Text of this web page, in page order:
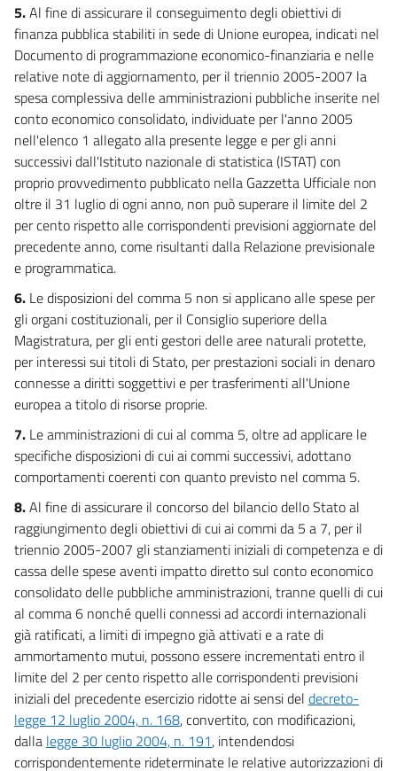
5.Al fine di assicurare il conseguimento degli obiettivi di
finanza pubblica stabiliti in sede di Unione europea, indicati nel
Documento di programmazione economico-finanziaria e nelle
relative note di aggiornamento, per il triennio 2005-2007 la
spesa complessiva delle amministrazioni pubbliche inserite nel
conto economico consolidato, individuate per l'anno 2005
nell'elenco 1 allegato alla presente legge e per gli anni
successivi dall'Istituto nazionale di statistica (ISTAT) con
proprio provvedimento pubblicato nella Gazzetta Ufficiale non
oltre il 31 luglio di ogni anno, non può superare il limite del 2
per cento rispetto alle corrispondenti previsioni aggiornate del
precedente anno, come risultanti dalla Relazione previsionale
e programmatica.
6. Le disposizioni del comma 5 non si applicano alle spese per
gli organi costituzionali, per il Consiglio superiore della
Magistratura, per gli enti gestori delle aree naturali protette,
per interessi sui titoli di Stato, per prestazioni sociali in denaro
connesse a diritti soggettivi e per trasferimenti all'Unione
europea a titolo di risorse proprie.
7. Le amministrazioni di cui al comma 5, oltre ad applicare le
specifiche disposizioni di cui ai commi successivi, adottano
comportamenti coerenti con quanto previsto nel comma 5.
8.Al fine di assicurare il concorso del bilancio dello Stato al
raggiungimento degli obiettivi di cui ai commi da 5 a 7, per il
triennio 2005-2007 gli stanziamenti iniziali di competenza e di
cassa delle spese aventi impatto diretto sul conto economico
consolidato delle pubbliche amministrazioni, tranne quelli di cui
al comma 6 nonché quelli connessi ad accordi internazionali
già ratificati, a limiti di impegno già attivati e a rate di
ammortamento mutui, possono essere incrementati entro il
limite del 2 per cento rispetto alle corrispondenti previsioni
iniziali del precedente esercizio ridotte ai sensi del decreto-
legge 12 luglio 2004, n. 168, convertito, con modificazioni,
dalla legge 30 luglio 2004, n. 191, intendendosi
corrispondentemente rideterminate le relative autorizzazioni di